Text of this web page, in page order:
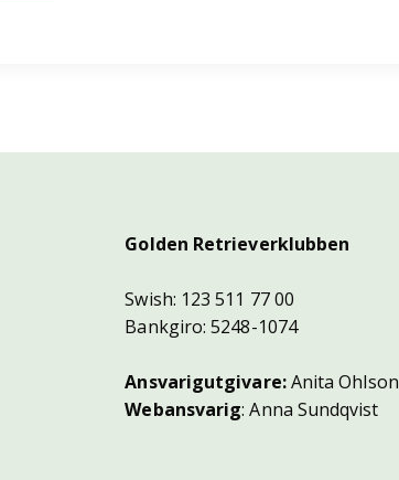
Golden Retrieverklubben
Swish: 123 511 77 00
Bankgiro: 5248-1074
Ansvarigutgivare:Anita Ohlson
Webansvarig: Anna Sundqvist